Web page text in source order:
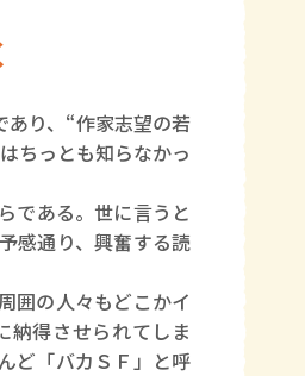
り、“作家志望の若
ちっとも知らなかっ
である。世に言うと
感通り、興奮する読
囲の人々もどこかイ
納得させられてしま
ど「バカＳＦ」と呼
ロボット・イン・ザ・システム